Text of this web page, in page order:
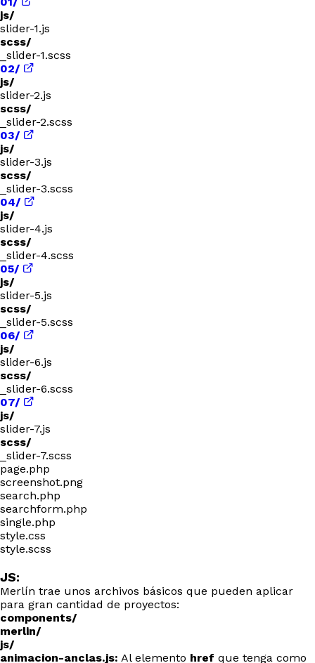
js/
slider-1.js
scss/
_slider-1.scss
02/
js/
slider-2.js
scss/
_slider-2.scss
03/
js/
slider-3.js
scss/
_slider-3.scss
04/
js/
slider-4.js
scss/
_slider-4.scss
05/
js/
slider-5.js
scss/
_slider-5.scss
06/
js/
slider-6.js
scss/
_slider-6.scss
07/
js/
slider-7.js
scss/
_slider-7.scss
page.php
screenshot.png
search.php
searchform.php
single.php
style.css
style.scss
JS:
Merlín trae unos archivos básicos que pueden aplicar
para gran cantidad de proyectos:
components/
merlin/
js/
animacion-anclas.js: Al elemento href que tenga como